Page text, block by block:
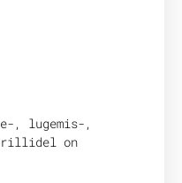
, lugemis-,
on